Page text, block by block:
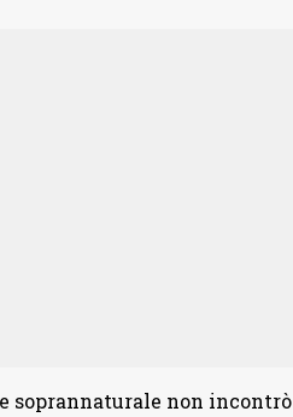
soprannaturale non incontrò